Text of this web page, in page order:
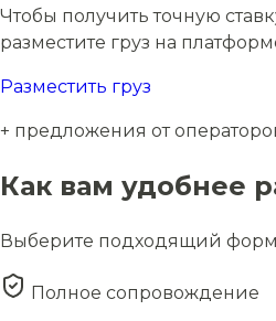
Чтобы получить точную
разместите груз на
Разместить груз
+ предложения от
Как вам удобнее
Выберите подходящий
Полное сопровождение